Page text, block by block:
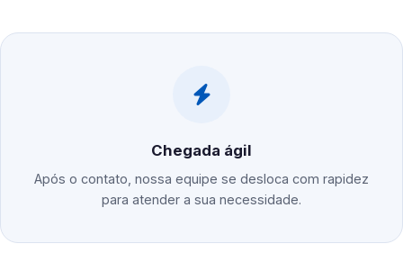
Chegada ágil
Após o contato, nossa equipe se desloca com rapidez
para atender a sua necessidade.